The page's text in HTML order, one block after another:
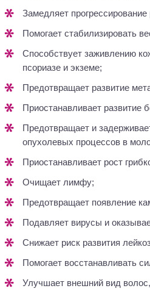
Замедляет
Помогает стабилизировать
Способствует заживлению кожных покровов при ожогах, ранах, фурункулах,
псориазе и экземе;
Предотвращает развитие
Приостанавливает развитие
Предотвращает и задерживает развитие меланомы, рака простаты и
опухолевых процессов в
Приостанавливает рост
Очищает лимфу;
Предотвращает появление
Подавляет вирусы и
Снижает риск развития
Помогает восстанавливать
Улучшает внешний вид